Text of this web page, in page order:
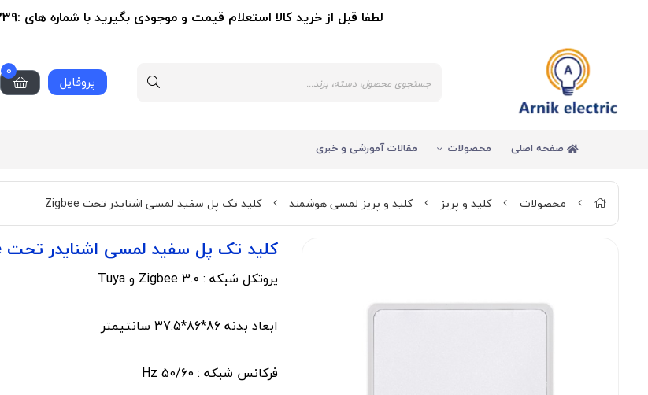
لطفا قبل از خرید کالا استعلام قیمت و موجودی بگیرید با شماره های :09124277339-02155356279
پروفایل
0
صفحه اصلی محصولات مقالات آموزشی و خبری
محصولات کلید و پریز کلید و پریز لمسی هوشمند کلید تک پل سفید لمسی اشنایدر تحت Zigbee
کلید تک پل سفید لمسی اشنایدر تحت Zigbee
پروتکل شبکه : Zigbee 3.0 و Tuya
ابعاد بدنه 86*86*37.5 سانتیمتر
فرکانس شبکه : 50/60 Hz